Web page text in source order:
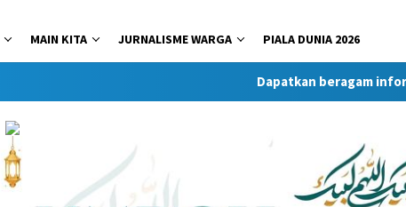
MAIN KITA JURNALISME WARGA PIALA DUNIA 2026
Dapatkan beragam